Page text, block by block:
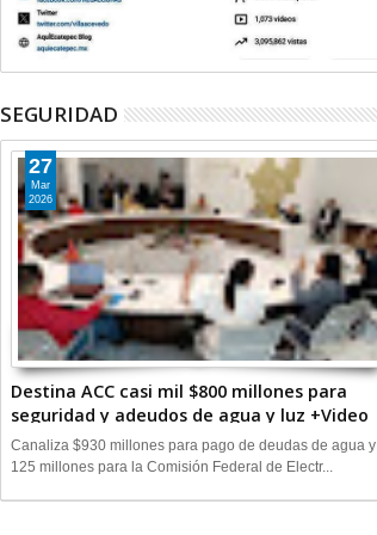
SEGURIDAD
Destina ACC casi mil $800 millones para
seguridad y adeudos de agua y luz +Video
27
Mar
2026
Canaliza $930 millones para pago de deudas de agua y
125 millones para la Comisión Federal de Electr...